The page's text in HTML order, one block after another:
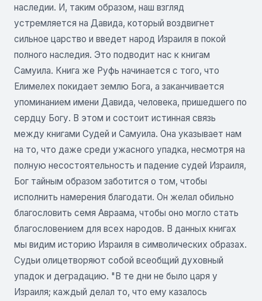
наследии. И, таким образом, наш взгляд
устремляется на Давида, который воздвигнет
сильное царство и введет народ Израиля в покой
полного наследия. Это подводит нас к книгам
Самуила. Книга же Руфь начинается с того, что
Елимелех покидает землю Бога, а заканчивается
упоминанием имени Давида, человека, пришедшего по
сердцу Богу. В этом и состоит истинная связь
между книгами Судей и Самуила. Она указывает нам
на то, что даже среди ужасного упадка, несмотря на
полную несостоятельность и падение судей Израиля,
Бог тайным образом заботится о том, чтобы
исполнить намерения благодати. Он желал обильно
благословить семя Авраама, чтобы оно могло стать
благословением для всех народов. В данных книгах
мы видим историю Израиля в символических образах.
Судьи олицетворяют собой всеобщий духовный
упадок и деградацию. "В те дни не было царя у
Израиля; каждый делал то, что ему казалось